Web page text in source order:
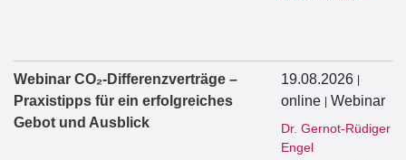
Webinar CO₂-Differenzverträge –
Praxistipps für ein erfolgreiches
Gebot und Ausblick
19.08.2026
online Webinar
Dr. Gernot-Rüdiger
Engel